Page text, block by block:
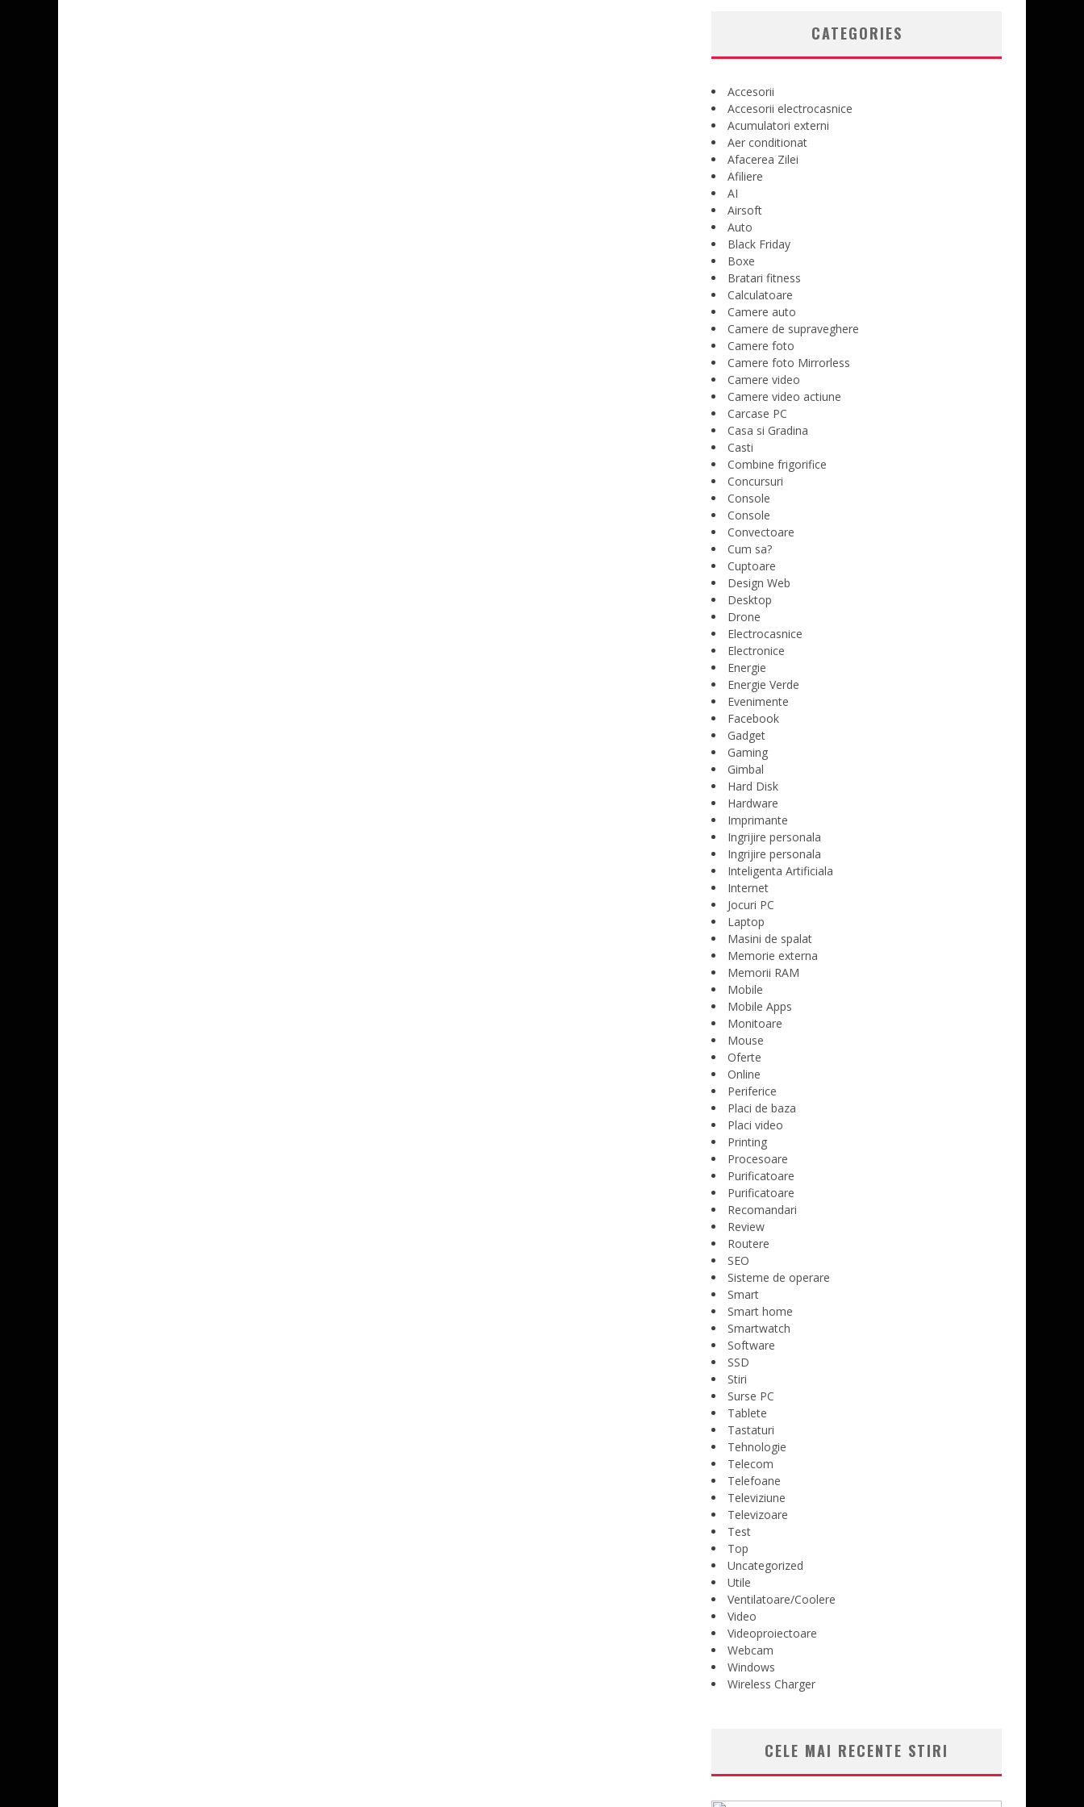
CATEGORIES
Accesorii
Accesorii electrocasnice
Acumulatori externi
Aer conditionat
Afacerea Zilei
Afiliere
AI
Airsoft
Auto
Black Friday
Boxe
Bratari fitness
Calculatoare
Camere auto
Camere de supraveghere
Camere foto
Camere foto Mirrorless
Camere video
Camere video actiune
Carcase PC
Casa si Gradina
Casti
Combine frigorifice
Concursuri
Console
Console
Convectoare
Cum sa?
Cuptoare
Design Web
Desktop
Drone
Electrocasnice
Electronice
Energie
Energie Verde
Evenimente
Facebook
Gadget
Gaming
Gimbal
Hard Disk
Hardware
Imprimante
Ingrijire personala
Ingrijire personala
Inteligenta Artificiala
Internet
Jocuri PC
Laptop
Masini de spalat
Memorie externa
Memorii RAM
Mobile
Mobile Apps
Monitoare
Mouse
Oferte
Online
Periferice
Placi de baza
Placi video
Printing
Procesoare
Purificatoare
Purificatoare
Recomandari
Review
Routere
SEO
Sisteme de operare
Smart
Smart home
Smartwatch
Software
SSD
Stiri
Surse PC
Tablete
Tastaturi
Tehnologie
Telecom
Telefoane
Televiziune
Televizoare
Test
Top
Uncategorized
Utile
Ventilatoare/Coolere
Video
Videoproiectoare
Webcam
Windows
Wireless Charger
CELE MAI RECENTE STIRI